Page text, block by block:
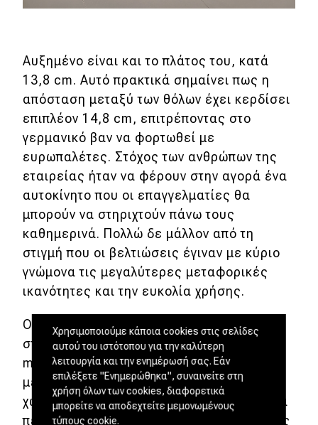
Αυξημένο είναι και το πλάτος του, κατά
13,8 cm. Αυτό πρακτικά σημαίνει πως η
απόσταση μεταξύ των θόλων έχει κερδίσει
επιπλέον 14,8 cm, επιτρέποντας στο
γερμανικό βαν να φορτωθεί με
ευρωπαλέτες. Στόχος των ανθρώπων της
εταιρείας ήταν να φέρουν στην αγορά ένα
αυτοκίνητο που οι επαγγελματίες θα
μπορούν να στηριχτούν πάνω τους
καθημερινά. Πολλώ δε μάλλον από τη
στιγμή που οι βελτιώσεις έγιναν με κύριο
γνώμονα τις μεγαλύτερες μεταφορικές
ικανότητες και την ευκολία χρήσης.
Οι μεγαλύτερες διαστάσεις επιτρέπουν
στο αυτοκίνητο να μεταφέρει έως και 5,8
m³, ενώ η παραλλαγή με το επιμηκυμένο
μεταξόνιο και την ψηλή οροφή αυξάνει τη
χωρητικότητα στα 9 m³. Υψηλά είναι και τα
περιθώρια ευελιξίας για αυτοκίνητο αυτής
Χρησιμοποιούμε κάποια cookies στις σελίδες
αυτού του ιστότοπου για την καλύτερη
λειτουργία και την ενημέρωσή σας. Εάν
επιλέξετε "Ενημερώθηκα", συναινείτε στη
χρήση όλων των cookies, διαφορετικά
μπορείτε να αποδεχτείτε μεμονωμένους
τύπους cookie.